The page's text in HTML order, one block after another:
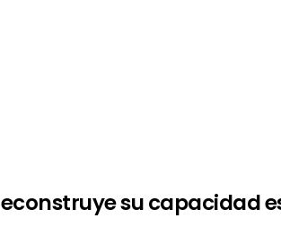
su capacidad